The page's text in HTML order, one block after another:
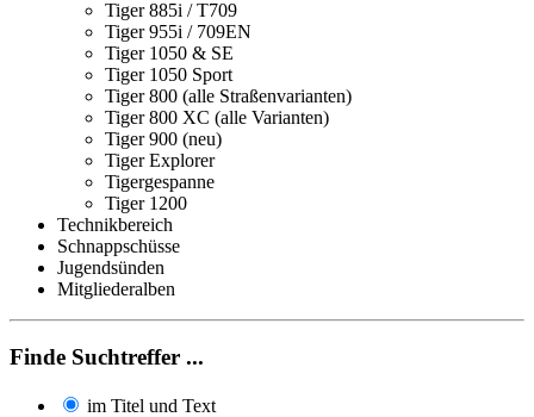
Tiger 885i / T709
Tiger 955i / 709EN
Tiger 1050 & SE
Tiger 1050 Sport
Tiger 800 (alle Straßenvarianten)
Tiger 800 XC (alle Varianten)
Tiger 900 (neu)
Tiger Explorer
Tigergespanne
Tiger 1200
Technikbereich
Schnappschüsse
Jugendsünden
Mitgliederalben
Finde Suchtreffer ...
im Titel und Text